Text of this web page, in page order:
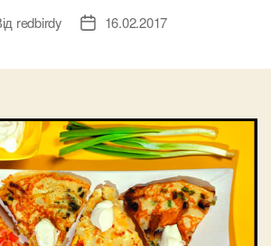
redbirdy
Дата16.02.2017